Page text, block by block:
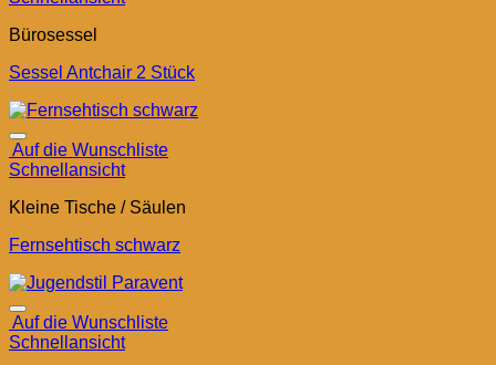
Bürosessel
Sessel Antchair 2 Stück
Auf die Wunschliste
Schnellansicht
Kleine Tische / Säulen
Fernsehtisch schwarz
Auf die Wunschliste
Schnellansicht